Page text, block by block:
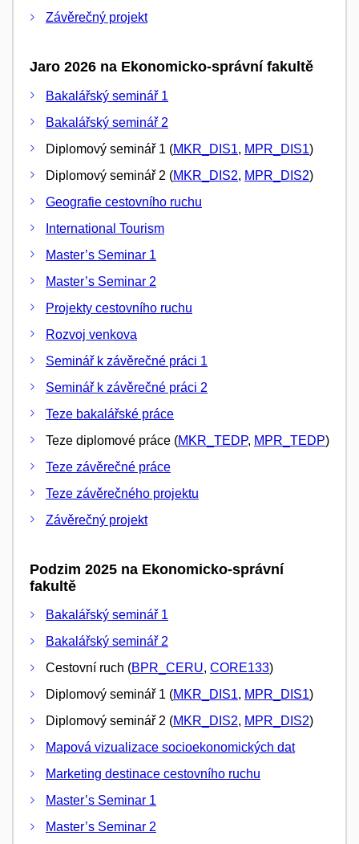
Závěrečný projekt
Jaro 2026 na Ekonomicko-správní fakultě
Bakalářský seminář 1
Bakalářský seminář 2
Diplomový seminář 1 (MKR_DIS1, MPR_DIS1)
Diplomový seminář 2 (MKR_DIS2, MPR_DIS2)
Geografie cestovního ruchu
International Tourism
Master’s Seminar 1
Master’s Seminar 2
Projekty cestovního ruchu
Rozvoj venkova
Seminář k závěrečné práci 1
Seminář k závěrečné práci 2
Teze bakalářské práce
Teze diplomové práce (MKR_TEDP, MPR_TEDP)
Teze závěrečné práce
Teze závěrečného projektu
Závěrečný projekt
Podzim 2025 na Ekonomicko-správní
fakultě
Bakalářský seminář 1
Bakalářský seminář 2
Cestovní ruch (BPR_CERU, CORE133)
Diplomový seminář 1 (MKR_DIS1, MPR_DIS1)
Diplomový seminář 2 (MKR_DIS2, MPR_DIS2)
Mapová vizualizace socioekonomických dat
Marketing destinace cestovního ruchu
Master’s Seminar 1
Master’s Seminar 2